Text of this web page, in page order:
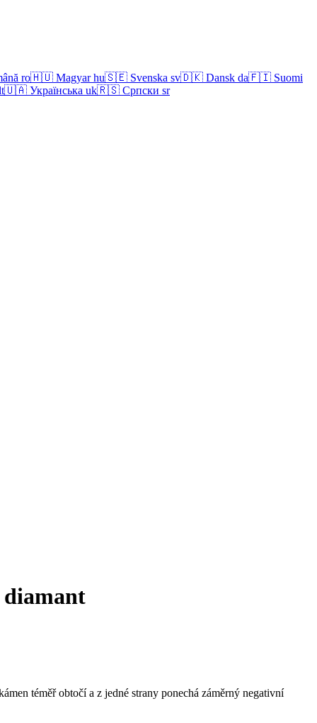
ro🇭🇺 Magyar hu🇸🇪 Svenska sv🇩🇰 Dansk da🇫🇮 Suomi
🇺🇦 Українська uk🇷🇸 Српски sr
diamant
téměř obtočí a z jedné strany ponechá záměrný negativní